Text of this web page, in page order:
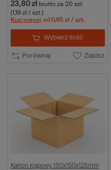
23,80 zł brutto za 20 szt.
(1,19 zł / szt.)
Kup więcej od 0,65 zł / szt.
Porównaj Zapisz
Wybierz ilość
Karton klapowy 150x150x125mm